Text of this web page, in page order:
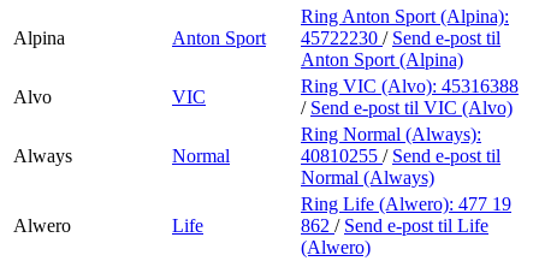
Alpina Anton Sport
Ring Anton Sport (Alpina):
45722230 / Send e-post til
Anton Sport (Alpina)
Alvo
VIC
Ring VIC (Alvo): 45316388
/ Send e-post til VIC (Alvo)
Always Normal
Ring Normal (Always):
40810255 / Send e-post til
Normal (Always)
Alwero Life
Ring Life (Alwero): 477 19
862 / Send e-post til Life
(Alwero)